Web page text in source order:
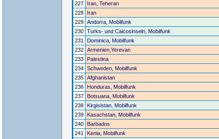
227
Iran, Teheran
228
Iran
229 Andorra, Mobilfunk
230 Turks- und Caicosinseln, Mobilfunk
231
Dominica, Mobilfunk
232 Armenien,Yerevan
233 Palestina
234 Schweden, Mobilfunk
235 Afghanistan
236 Honduras, Mobilfunk
237 Botsuana, Mobilfunk
238
Kirgisistan, Mobilfunk
239 Kasachstan, Mobilfunk
240 Barbados
241
Kenia, Mobilfunk